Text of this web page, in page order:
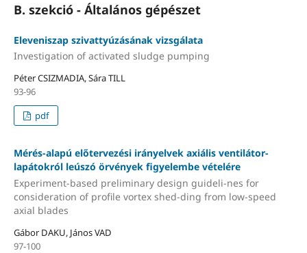
B. szekció - Általános gépészet
Eleveniszap szivattyúzásának vizsgálata
Investigation of activated sludge pumping
Péter CSIZMADIA, Sára TILL
93-96
pdf
Mérés-alapú előtervezési irányelvek axiális ventilátor-
lapátokról leúszó örvények figyelembe vételére
Experiment-based preliminary design guideli-nes for
consideration of profile vortex shed-ding from low-speed
axial blades
Gábor DAKU, János VAD
97-100